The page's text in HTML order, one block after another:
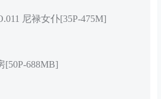
尼禄女仆[35P-475M]
[50P-688MB]